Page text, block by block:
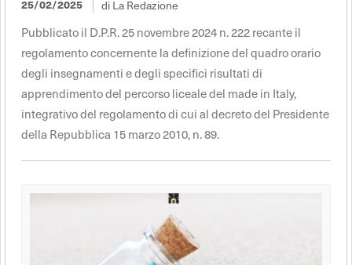
25/02/2025 di La Redazione
Pubblicato il D.P.R. 25 novembre 2024 n. 222 recante il
regolamento concernente la definizione del quadro orario
degli insegnamenti e degli specifici risultati di
apprendimento del percorso liceale del made in Italy,
integrativo del regolamento di cui al decreto del Presidente
della Repubblica 15 marzo 2010, n. 89.